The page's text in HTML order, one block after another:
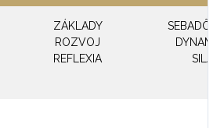
ZÁKLADY
ROZVOJ
REFLEXIA
SILA